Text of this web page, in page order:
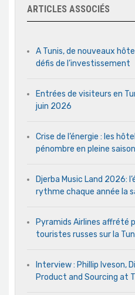
ARTICLES ASSOCIÉS
A Tunis, de nouveaux
défis de l’investissement
Entrées de visiteurs en
juin 2026
Crise de l’énergie : les
pénombre en pleine
Djerba Music Land 2026:
rythme chaque année la
Pyramids Airlines affrété
touristes russes sur la
Interview : Phillip Iveson,
Product and Sourcing at